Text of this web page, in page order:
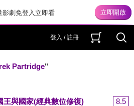
劇免登入立即看
登入 / 註冊
Partridge"
王與國家(經典數位修復)
8.5